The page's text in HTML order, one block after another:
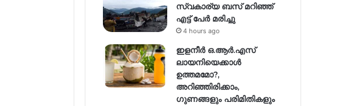
സ്വകാര്യ ബസ് മറിഞ്ഞ്
എട്ട് പേര്‍ മരിച്ചു
4 hours ago
ഇളനീർ ഒ.ആർ.എസ്
ലായനിയെക്കാൾ
ഉത്തമമോ?,
അറിഞ്ഞിരിക്കാം,
ഗുണങ്ങളും പരിമിതികളും